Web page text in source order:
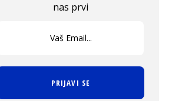
nas prvi
PRIJAVI SE